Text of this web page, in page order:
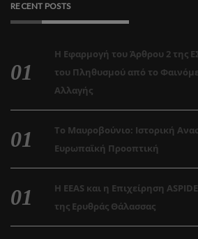
RECENT POSTS
Η Εφαρμογή του Άρθρου 2 της
του Πληθυσμού από το
Αλλαγής
Το Μαυροβούνιο: Ιστορική
Ευρωπαϊκή Προοπτική
Η EEAS και η Επιχείρηση
της Ερυθράς Θάλασσας